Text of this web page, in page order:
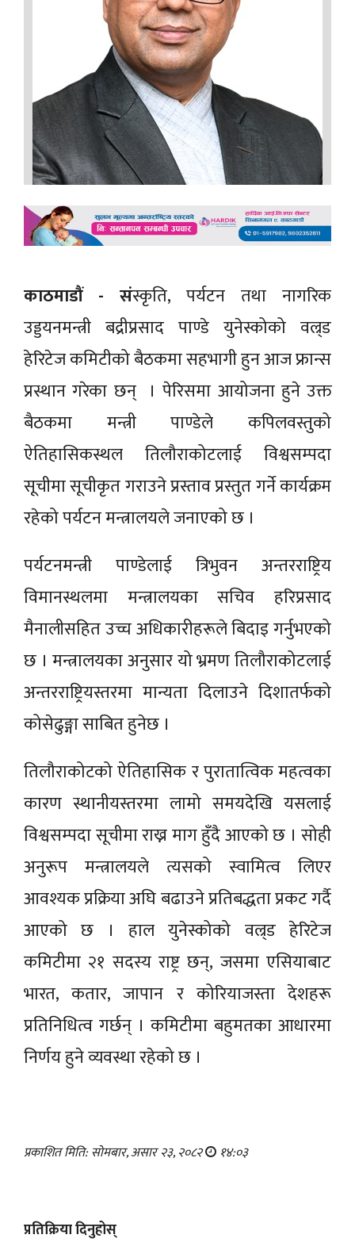
काठमाडौं - संस्कृति, पर्यटन तथा नागरिक
उड्डयनमन्त्री बद्रीप्रसाद पाण्डे युनेस्कोको वल्र्ड
हेरिटेज कमिटीको बैठकमा सहभागी हुन आज फ्रान्स
प्रस्थान गरेका छन् । पेरिसमा आयोजना हुने उक्त
बैठकमा मन्त्री पाण्डेले कपिलवस्तुको
ऐतिहासिकस्थल तिलौराकोटलाई विश्वसम्पदा
सूचीमा सूचीकृत गराउने प्रस्ताव प्रस्तुत गर्ने कार्यक्रम
रहेको पर्यटन मन्त्रालयले जनाएको छ ।
पर्यटनमन्त्री पाण्डेलाई त्रिभुवन अन्तरराष्ट्रिय
विमानस्थलमा मन्त्रालयका सचिव हरिप्रसाद
मैनालीसहित उच्च अधिकारीहरूले बिदाइ गर्नुभएको
छ । मन्त्रालयका अनुसार यो भ्रमण तिलौराकोटलाई
अन्तरराष्ट्रियस्तरमा मान्यता दिलाउने दिशातर्फको
कोसेढुङ्गा साबित हुनेछ ।
तिलौराकोटको ऐतिहासिक र पुरातात्विक महत्वका
कारण स्थानीयस्तरमा लामो समयदेखि यसलाई
विश्वसम्पदा सूचीमा राख्न माग हुँदै आएको छ । सोही
अनुरूप मन्त्रालयले त्यसको स्वामित्व लिएर
आवश्यक प्रक्रिया अघि बढाउने प्रतिबद्धता प्रकट गर्दै
आएको छ । हाल युनेस्कोको वल्र्ड हेरिटेज
कमिटीमा २१ सदस्य राष्ट्र छन्, जसमा एसियाबाट
भारत, कतार, जापान र कोरियाजस्ता देशहरू
प्रतिनिधित्व गर्छन् । कमिटीमा बहुमतका आधारमा
निर्णय हुने व्यवस्था रहेको छ ।
प्रकाशित मिति: सोमबार, असार २३, २०८२ १४:०३
प्रतिक्रिया दिनुहोस्